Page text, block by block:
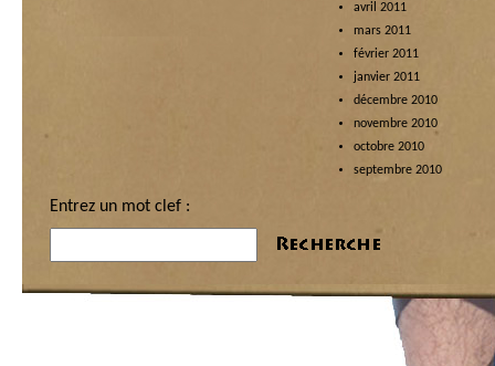
avril 2011
mars 2011
février 2011
janvier 2011
décembre 2010
novembre 2010
octobre 2010
septembre 2010
Entrez un mot clef :